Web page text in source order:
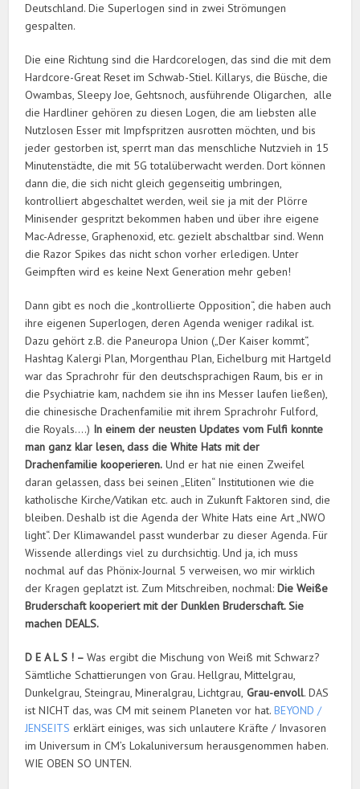
Deutschland. Die Superlogen sind in zwei Strömungen
gespalten.
Die eine Richtung sind die Hardcorelogen, das sind die mit dem
Hardcore-Great Reset im Schwab-Stiel. Killarys, die Büsche, die
Owambas, Sleepy Joe, Gehtsnoch, ausführende Oligarchen, alle
die Hardliner gehören zu diesen Logen, die am liebsten alle
Nutzlosen Esser mit Impfspritzen ausrotten möchten, und bis
jeder gestorben ist, sperrt man das menschliche Nutzvieh in 15
Minutenstädte, die mit 5G totalüberwacht werden. Dort können
dann die, die sich nicht gleich gegenseitig umbringen,
kontrolliert abgeschaltet werden, weil sie ja mit der Plörre
Minisender gespritzt bekommen haben und über ihre eigene
Mac-Adresse, Graphenoxid, etc. gezielt abschaltbar sind. Wenn
die Razor Spikes das nicht schon vorher erledigen. Unter
Geimpften wird es keine Next Generation mehr geben!
Dann gibt es noch die „kontrollierte Opposition“, die haben auch
ihre eigenen Superlogen, deren Agenda weniger radikal ist.
Dazu gehört z.B. die Paneuropa Union („Der Kaiser kommt“,
Hashtag Kalergi Plan, Morgenthau Plan, Eichelburg mit Hartgeld
war das Sprachrohr für den deutschsprachigen Raum, bis er in
die Psychiatrie kam, nachdem sie ihn ins Messer laufen ließen),
die chinesische Drachenfamilie mit ihrem Sprachrohr Fulford,
die Royals….) In einem der neusten Updates vom Fulfi konnte
man ganz klar lesen, dass die White Hats mit der
Drachenfamilie kooperieren. Und er hat nie einen Zweifel
daran gelassen, dass bei seinen „Eliten“ Institutionen wie die
katholische Kirche/Vatikan etc. auch in Zukunft Faktoren sind, die
bleiben. Deshalb ist die Agenda der White Hats eine Art „NWO
light“. Der Klimawandel passt wunderbar zu dieser Agenda. Für
Wissende allerdings viel zu durchsichtig. Und ja, ich muss
nochmal auf das Phönix-Journal 5 verweisen, wo mir wirklich
der Kragen geplatzt ist. Zum Mitschreiben, nochmal: Die Weiße
Bruderschaft kooperiert mit der Dunklen Bruderschaft. Sie
machen DEALS.
D E A L S ! –Was ergibt die Mischung von Weiß mit Schwarz?
Sämtliche Schattierungen von Grau. Hellgrau, Mittelgrau,
Dunkelgrau, Steingrau, Mineralgrau, Lichtgrau, Grau-envoll. DAS
ist NICHT das, was CM mit seinem Planeten vor hat.BEYOND /
JENSEITS erklärt einiges, was sich unlautere Kräfte / Invasoren
im Universum in CM’s Lokaluniversum herausgenommen haben.
WIE OBEN SO UNTEN.